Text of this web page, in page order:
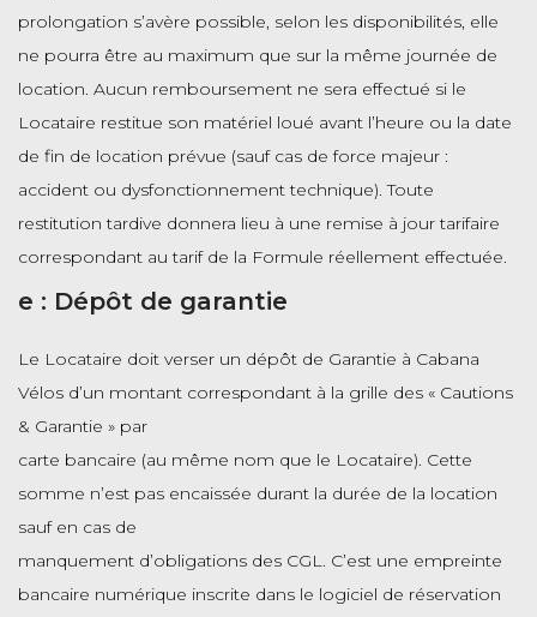
prolongation s’avère possible, selon les disponibilités, elle
ne pourra être au maximum que sur la même journée de
location. Aucun remboursement ne sera effectué si le
Locataire restitue son matériel loué avant l’heure ou la date
de fin de location prévue (sauf cas de force majeur :
accident ou dysfonctionnement technique). Toute
restitution tardive donnera lieu à une remise à jour tarifaire
correspondant au tarif de la Formule réellement effectuée.
e : Dépôt de garantie
Le Locataire doit verser un dépôt de Garantie à Cabana
Vélos d’un montant correspondant à la grille des « Cautions
& Garantie » par
carte bancaire (au même nom que le Locataire). Cette
somme n’est pas encaissée durant la durée de la location
sauf en cas de
manquement d’obligations des CGL. C’est une empreinte
bancaire numérique inscrite dans le logiciel de réservation